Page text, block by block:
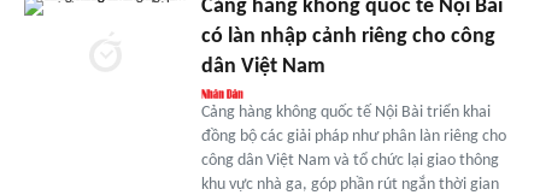
Cảng hàng không quốc tế Nội Bài
có làn nhập cảnh riêng cho công
dân Việt Nam
Cảng hàng không quốc tế Nội Bài triển khai
đồng bộ các giải pháp như phân làn riêng cho
công dân Việt Nam và tổ chức lại giao thông
khu vực nhà ga, góp phần rút ngắn thời gian